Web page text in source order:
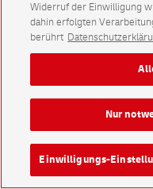
Widerruf der Einwilligung
dahin erfolgten
berührt
Einwilligungs-
Nur